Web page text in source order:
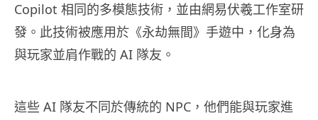
Copilot 相同的多模態技術，並由網易伏羲工作室研
發。此技術被應用於《永劫無間》手遊中，化身為
與玩家並肩作戰的 AI 隊友。
這些 AI 隊友不同於傳統的 NPC，他們能與玩家進